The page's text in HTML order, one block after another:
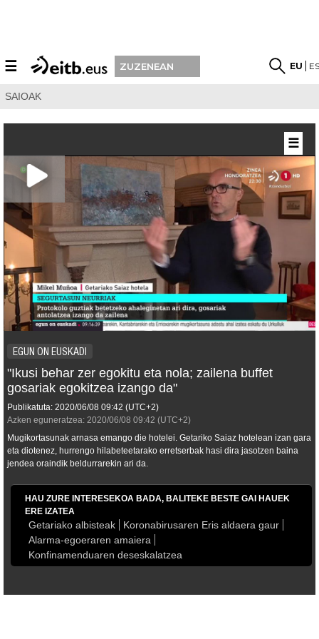
☰ ZUZENEAN EU
SAIOAK
EGUN ON EUSKADI
"Ikusi behar zer egokitu eta nola; zailena buffet
gosariak egokitzea izango da"
Publikatuta: 2020/06/08 09:42 (UTC+2)
Azken eguneratzea: 2020/06/08 09:42 (UTC+2)
Mugikortasunak arnasa emango die hotelei. Getariko Saiaz hotelean izan gara
eta diotenez, hurrengo hilabeteetarako erretserbak hasi dira jasotzen baina
jendea oraindik beldurrarekin ari da.
HAU ZURE INTERESEKOA BADA, BALITEKE BESTE GAI HAUEK
ERE IZATEA
Getariako albisteak
Koronabirusaren Eris aldaera gaur
Alarma-egoeraren amaiera
Konfinamenduaren deseskalatzea
☰